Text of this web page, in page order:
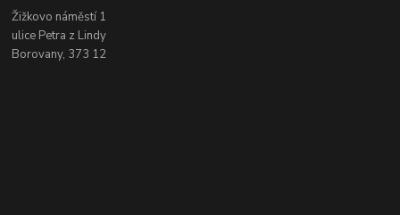
Žižkovo náměstí 1
ulice Petra z Lindy
Borovany, 373 12